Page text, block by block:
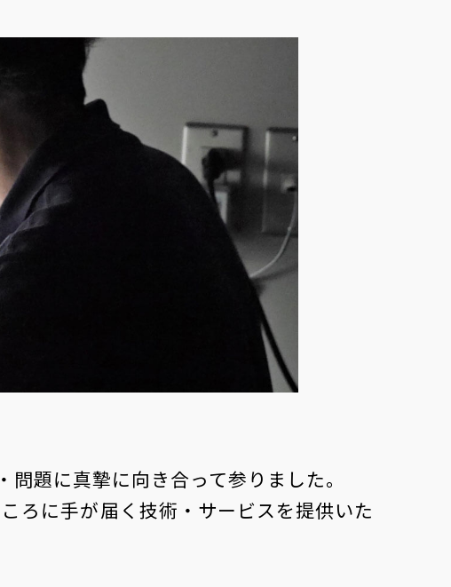
反射ミラー
など）
ケミカル強化
エッチング
題に真摯に向き合って参りました。
ろに手が届く技術・サービスを提供いた